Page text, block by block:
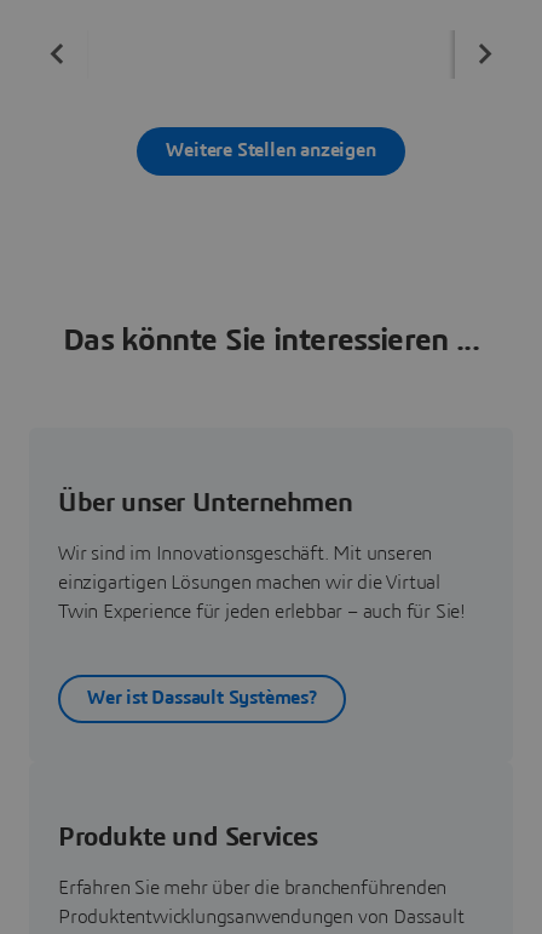
Weitere Stellen anzeigen
Das könnte Sie interessieren ...
Über unser Unternehmen
Wir sind im Innovationsgeschäft. Mit unseren
einzigartigen Lösungen machen wir die Virtual
Twin Experience für jeden erlebbar – auch für Sie!
Wer ist Dassault Systèmes?
Produkte und Services
Erfahren Sie mehr über die branchenführenden
Produktentwicklungsanwendungen von Dassault